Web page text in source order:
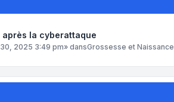
après la cyberattaque
2025 3:49 pm» dansGrossesse et Naissance